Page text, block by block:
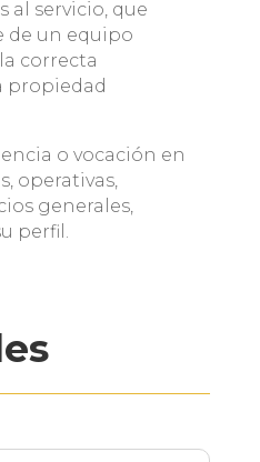
al servicio, que
de un equipo
correcta
propiedad
o vocación en
operativas,
generales,
perfil.